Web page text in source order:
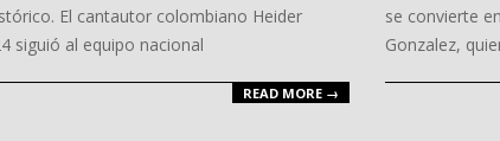
El cantautor colombiano Heider
siguió al equipo nacional
READ MORE →
se convierte
Gonzalez,